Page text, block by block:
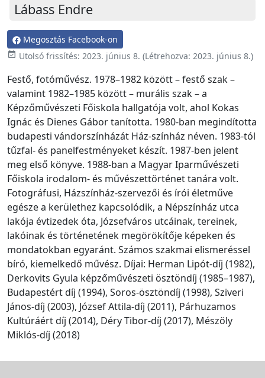
Lábass Endre
Megosztás Facebook-on
event_available Utolsó frissítés: 2023. június 8. (Létrehozva: 2023. június 8.)
Festő, fotóművész. 1978–1982 között – festő szak –
valamint 1982–1985 között – murális szak – a
Képzőművészeti Főiskola hallgatója volt, ahol Kokas
Ignác és Dienes Gábor tanította. 1980-ban megindította
budapesti vándorszínházát Ház-színház néven. 1983-tól
tűzfal- és panelfestményeket készít. 1987-ben jelent
meg első könyve. 1988-ban a Magyar Iparművészeti
Főiskola irodalom- és művészettörténet tanára volt.
Fotográfusi, Házszínház-szervezői és írói életműve
egésze a kerülethez kapcsolódik, a Népszínház utca
lakója évtizedek óta, Józsefváros utcáinak, tereinek,
lakóinak és történetének megörökítője képeken és
mondatokban egyaránt. Számos szakmai elismeréssel
bíró, kiemelkedő művész. Díjai: Herman Lipót-díj (1982),
Derkovits Gyula képzőművészeti ösztöndíj (1985–1987),
Budapestért díj (1994), Soros-ösztöndíj (1998), Sziveri
János-díj (2003), József Attila-díj (2011), Párhuzamos
Kultúráért díj (2014), Déry Tibor-díj (2017), Mészöly
Miklós-díj (2018)